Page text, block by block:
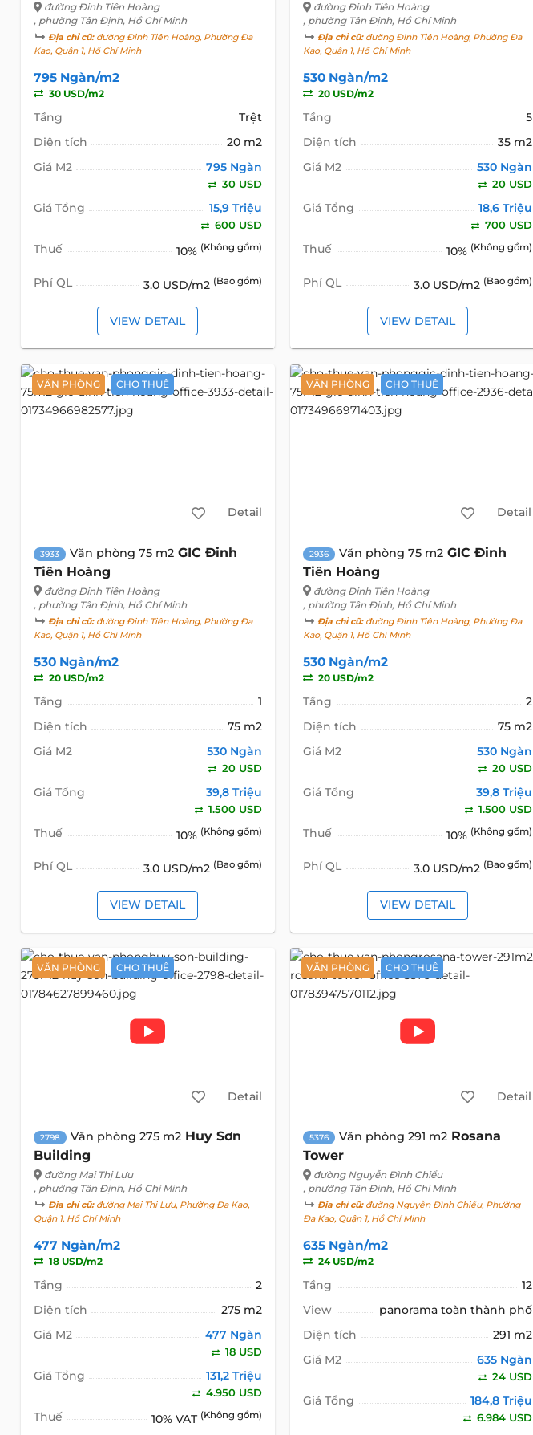
đường Đinh Tiên Hoàng
, phường Tân Định, Hồ Chí Minh
Địa chỉ cũ:đường Đinh Tiên Hoàng, Phường Đa
Kao, Quận 1, Hồ Chí Minh
795 Ngàn/m2
30 USD/m2
Tầng
Trệt
Diện tích
20 m2
Giá M2
795 Ngàn
30 USD
Giá Tổng 15,9 Triệu
600 USD
Thuế 10% (Không gồm)
Phí QL 3.0 USD/m2 (Bao gồm)
VIEW DETAIL
đường Đinh Tiên Hoàng
, phường Tân Định, Hồ Chí Minh
Địa chỉ cũ:đường Đinh Tiên Hoàng, Phường Đa
Kao, Quận 1, Hồ Chí Minh
530 Ngàn/m2
20 USD/m2
Tầng
5
Diện tích
35 m2
Giá M2
530 Ngàn
20 USD
Giá Tổng 18,6 Triệu
700 USD
Thuế 10% (Không gồm)
Phí QL 3.0 USD/m2 (Bao gồm)
VIEW DETAIL
VĂN PHÒNG CHO THUÊ
Detail
3933 Văn phòng 75 m2 GIC Đinh
Tiên Hoàng
đường Đinh Tiên Hoàng
, phường Tân Định, Hồ Chí Minh
Địa chỉ cũ:đường Đinh Tiên Hoàng, Phường Đa
Kao, Quận 1, Hồ Chí Minh
530 Ngàn/m2
20 USD/m2
Tầng
1
Diện tích
75 m2
Giá M2
530 Ngàn
20 USD
Giá Tổng 39,8 Triệu
1.500 USD
Thuế 10% (Không gồm)
Phí QL 3.0 USD/m2 (Bao gồm)
VIEW DETAIL
VĂN PHÒNG CHO THUÊ
Detail
2936 Văn phòng 75 m2 GIC Đinh
Tiên Hoàng
đường Đinh Tiên Hoàng
, phường Tân Định, Hồ Chí Minh
Địa chỉ cũ:đường Đinh Tiên Hoàng, Phường Đa
Kao, Quận 1, Hồ Chí Minh
530 Ngàn/m2
20 USD/m2
Tầng
2
Diện tích
75 m2
Giá M2
530 Ngàn
20 USD
Giá Tổng 39,8 Triệu
1.500 USD
Thuế 10% (Không gồm)
Phí QL 3.0 USD/m2 (Bao gồm)
VIEW DETAIL
VĂN PHÒNG CHO THUÊ
Detail
2798 Văn phòng 275 m2 Huy Sơn
Building
đường Mai Thị Lựu
, phường Tân Định, Hồ Chí Minh
Địa chỉ cũ:đường Mai Thị Lựu, Phường Đa Kao,
Quận 1, Hồ Chí Minh
477 Ngàn/m2
18 USD/m2
Tầng
2
Diện tích
275 m2
Giá M2
477 Ngàn
18 USD
Giá Tổng 131,2 Triệu
4.950 USD
Thuế 10% VAT (Không gồm)
VĂN PHÒNG CHO THUÊ
Detail
5376 Văn phòng 291 m2 Rosana
Tower
đường Nguyễn Đình Chiểu
, phường Tân Định, Hồ Chí Minh
Địa chỉ cũ:đường Nguyễn Đình Chiểu, Phường
Đa Kao, Quận 1, Hồ Chí Minh
635 Ngàn/m2
24 USD/m2
Tầng
12
View
panorama toàn thành phố
Diện tích
291 m2
Giá M2
635 Ngàn
24 USD
Giá Tổng 184,8 Triệu
6.984 USD